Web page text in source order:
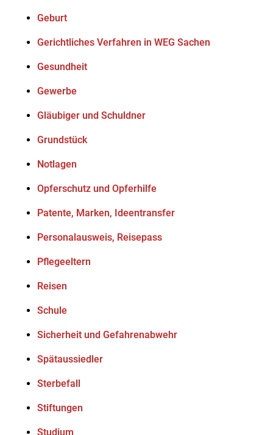
Geburt
Gerichtliches Verfahren in WEG Sachen
Gesundheit
Gewerbe
Gläubiger und Schuldner
Grundstück
Notlagen
Opferschutz und Opferhilfe
Patente, Marken, Ideentransfer
Personalausweis, Reisepass
Pflegeeltern
Reisen
Schule
Sicherheit und Gefahrenabwehr
Spätaussiedler
Sterbefall
Stiftungen
Studium